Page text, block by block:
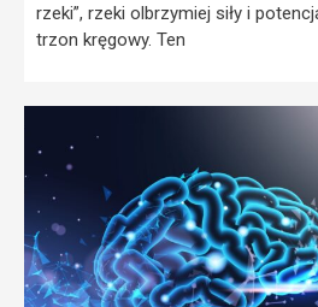
rzeki”, rzeki olbrzymiej siły i
trzon kręgowy. Ten